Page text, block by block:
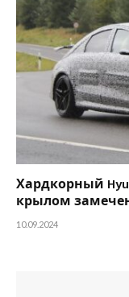
Хардкорный
крылом
10.09.2024